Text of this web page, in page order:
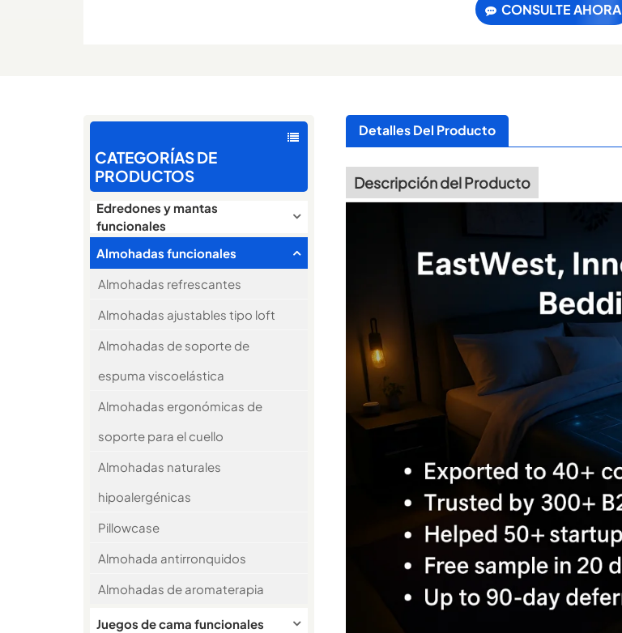
CONSULTE AHORA
CATEGORÍAS DE
PRODUCTOS
Edredones y mantas
funcionales
Almohadas funcionales
Almohadas refrescantes
Almohadas ajustables tipo loft
Almohadas de soporte de
espuma viscoelástica
Almohadas ergonómicas de
soporte para el cuello
Almohadas naturales
hipoalergénicas
Pillowcase
Almohada antirronquidos
Almohadas de aromaterapia
Juegos de cama funcionales
Detalles Del Producto
Descripción del Producto